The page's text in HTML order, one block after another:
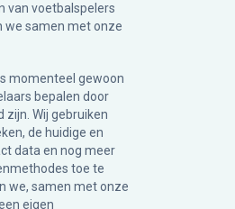
van voetbalspelers
we samen met onze
momenteel gewoon
bepalen door
Wij gebruiken
de huidige en
data en nog meer
toe te
we, samen met onze
eigen